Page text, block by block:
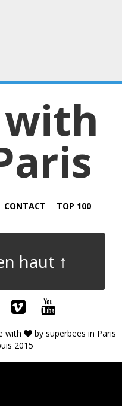
CONTACT TOP 100
haut ↑
with by superbees in Paris
2015